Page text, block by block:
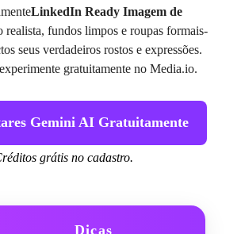
LinkedIn Ready Imagem de
realista, fundos limpos e roupas formais-
seus verdadeiros rostos e expressões.
gratuitamente no Media.io.
Gemini AI Gratuitamente
grátis no cadastro.
Dicas